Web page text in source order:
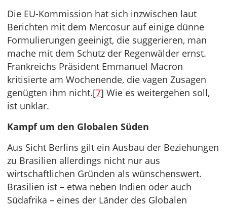
Die EU-Kommission hat sich inzwischen laut
Berichten mit dem Mercosur auf einige dünne
Formulierungen geeinigt, die suggerieren, man
mache mit dem Schutz der Regenwälder ernst.
Frankreichs Präsident Emmanuel Macron
kritisierte am Wochenende, die vagen Zusagen
genügten ihm nicht.[7] Wie es weitergehen soll,
ist unklar.
Kampf um den Globalen Süden
Aus Sicht Berlins gilt ein Ausbau der Beziehungen
zu Brasilien allerdings nicht nur aus
wirtschaftlichen Gründen als wünschenswert.
Brasilien ist – etwa neben Indien oder auch
Südafrika – eines der Länder des Globalen